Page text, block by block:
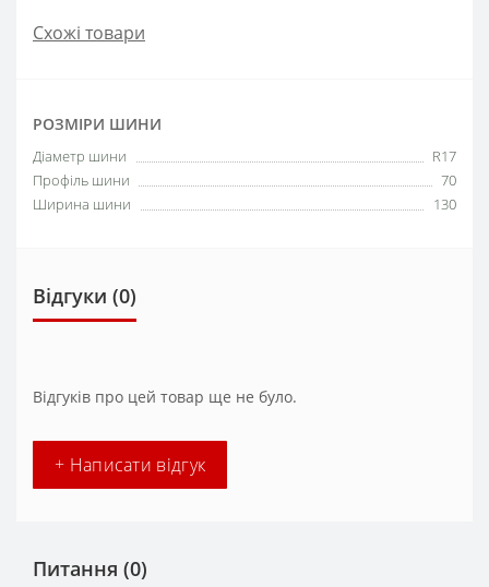
Схожі товари
РОЗМІРИ ШИНИ
Діаметр шини
R17
Профіль шини
70
Ширина шини
130
Відгуки (0)
Відгуків про цей товар ще не було.
+ Написати відгук
Питання (0)